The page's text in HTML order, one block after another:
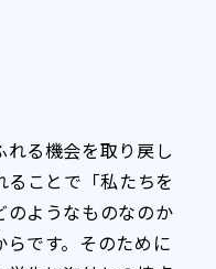
る機会を取り戻し
ることで「私たちを
ようなものなのか
です。そのために